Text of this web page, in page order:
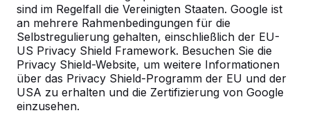
sind im Regelfall die Vereinigten Staaten. Google ist
an mehrere Rahmenbedingungen für die
Selbstregulierung gehalten, einschließlich der EU-
US Privacy Shield Framework. Besuchen Sie die
Privacy Shield-Website, um weitere Informationen
über das Privacy Shield-Programm der EU und der
USA zu erhalten und die Zertifizierung von Google
einzusehen.
Produkt
Alles anzeigen
Kategorie
Alles anzeigen